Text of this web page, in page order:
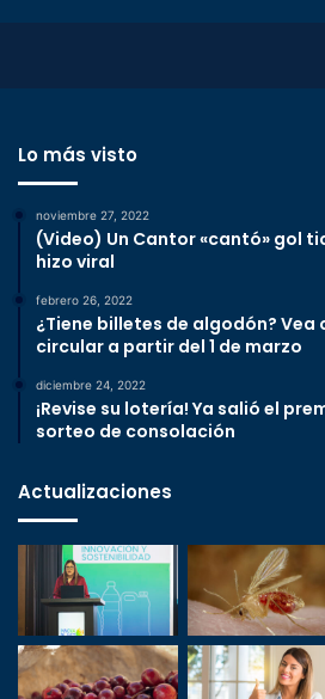
Lo más visto
noviembre 27, 2022
(Video) Un Cantor «cantó» gol
hizo viral
febrero 26, 2022
¿Tiene billetes de algodón? Vea
circular a partir del 1 de marzo
diciembre 24, 2022
¡Revise su lotería! Ya salió el
sorteo de consolación
Actualizaciones